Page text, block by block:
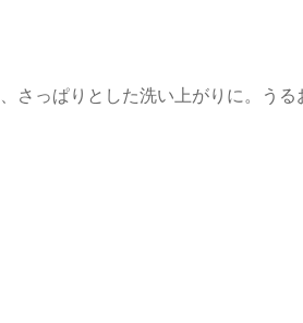
さっぱりとした洗い上がりに。うる